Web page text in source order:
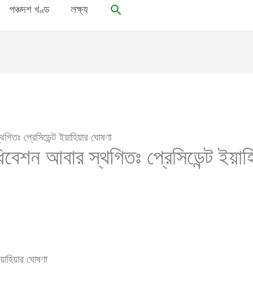
পঞ্চদশ খণ্ড লক্ষ্য Search
প্রেসিডেন্ট ইয়াহিয়ার ঘোষণা
আবার স্থগিতঃ প্রেসিডেন্ট
ঘোষণা